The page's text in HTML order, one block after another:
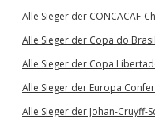
Alle Sieger der CONCACAF-
Alle Sieger der Copa do Brasil
Alle Sieger der Copa
Alle Sieger der Europa
Alle Sieger der Johan-Cruyff-